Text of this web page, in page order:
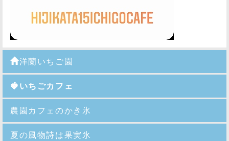
洋蘭いちご園
🍓いちごカフェ
農園カフェのかき氷
夏の風物詩は果実氷